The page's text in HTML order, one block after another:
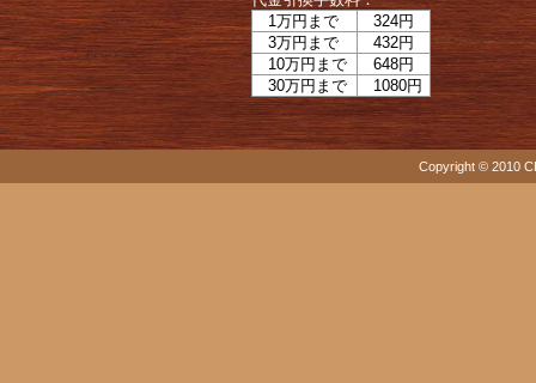
1万円まで
324円
3万円まで
432円
10万円まで
648円
30万円まで
1080円
Copyright © 2010